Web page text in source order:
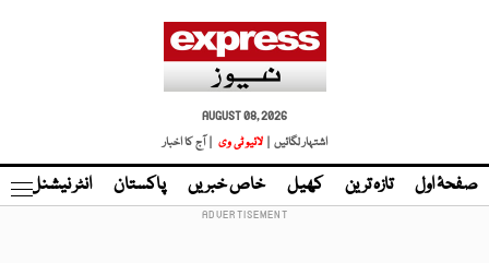
AUGUST 08, 2026
اشتہار لگائیں |
لائیو ٹی وی | آج کا اخبار
صفحۂ اول تازہ ترین کھیل خاص خبریں پاکستان انٹر نیشنل